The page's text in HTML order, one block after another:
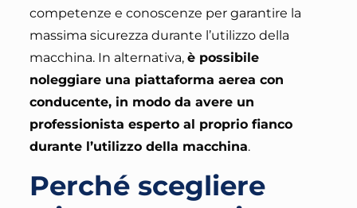
competenze e conoscenze per garantire la
massima sicurezza durante l’utilizzo della
macchina. In alternativa, è possibile
noleggiare una piattaforma aerea con
conducente, in modo da avere un
professionista esperto al proprio fianco
durante l’utilizzo della macchina.
Perché scegliere